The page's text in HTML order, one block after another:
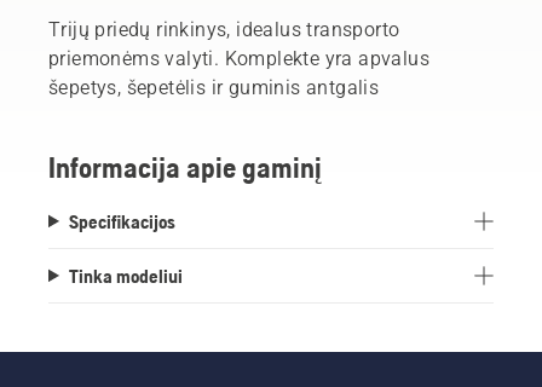
Trijų priedų rinkinys, idealus transporto
priemonėms valyti. Komplekte yra apvalus
šepetys, šepetėlis ir guminis antgalis
Informacija apie gaminį
Specifikacijos
Tinka modeliui